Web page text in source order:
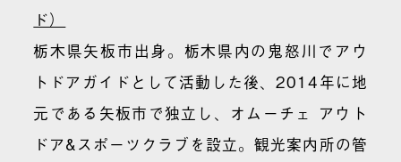
ド）
栃木県矢板市出身。栃木県内の鬼怒川でアウ
トドアガイドとして活動した後、2014年に地
元である矢板市で独立し、オムーチェ アウト
ドア&スポーツクラブを設立。観光案内所の管